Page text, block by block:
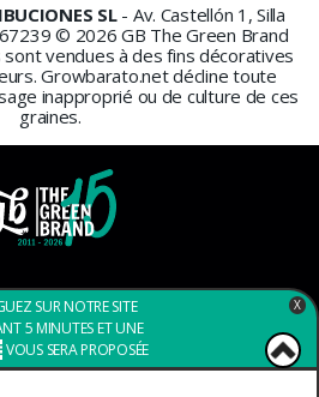
SL- Av. Castellón 1, Silla
© 2026 GB The Green Brand
sont vendues à des fins décoratives
Growbarato.net décline toute
inapproprié ou de culture de ces
graines.
SÉCURISÉ
SUR NOTRE SITE
5 MINUTES ET UNE
VOUS SERA PROPOSÉE
X